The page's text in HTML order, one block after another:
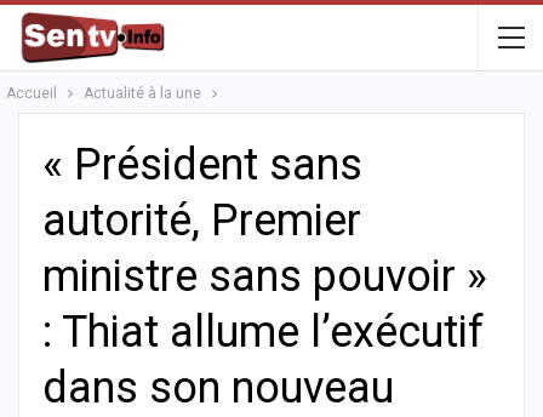
Accueil Actualité à la une
« Président sans
autorité, Premier
ministre sans pouvoir »
: Thiat allume l’exécutif
dans son nouveau